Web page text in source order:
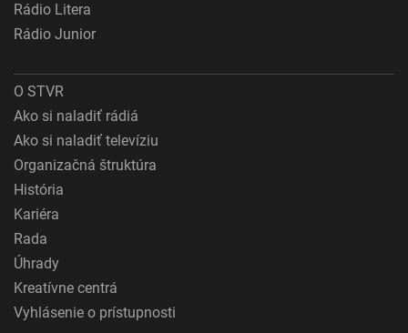
Rádio Litera
Rádio Junior
O STVR
Ako si naladiť rádiá
Ako si naladiť televíziu
Organizačná štruktúra
História
Kariéra
Rada
Úhrady
Kreatívne centrá
Vyhlásenie o prístupnosti